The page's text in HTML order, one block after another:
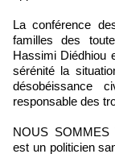
La conférence
familles des
Hassimi Diédhiou
sérénité la
désobéissance
responsable des
NOUS SOMMES
est un politicien